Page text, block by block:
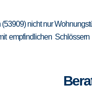
nicht nur
empfindlichen